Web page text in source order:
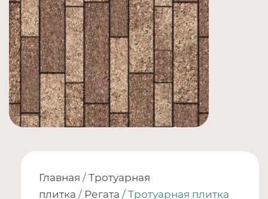
Главная / Тротуарная
плитка / Регата / Тротуарная плитка